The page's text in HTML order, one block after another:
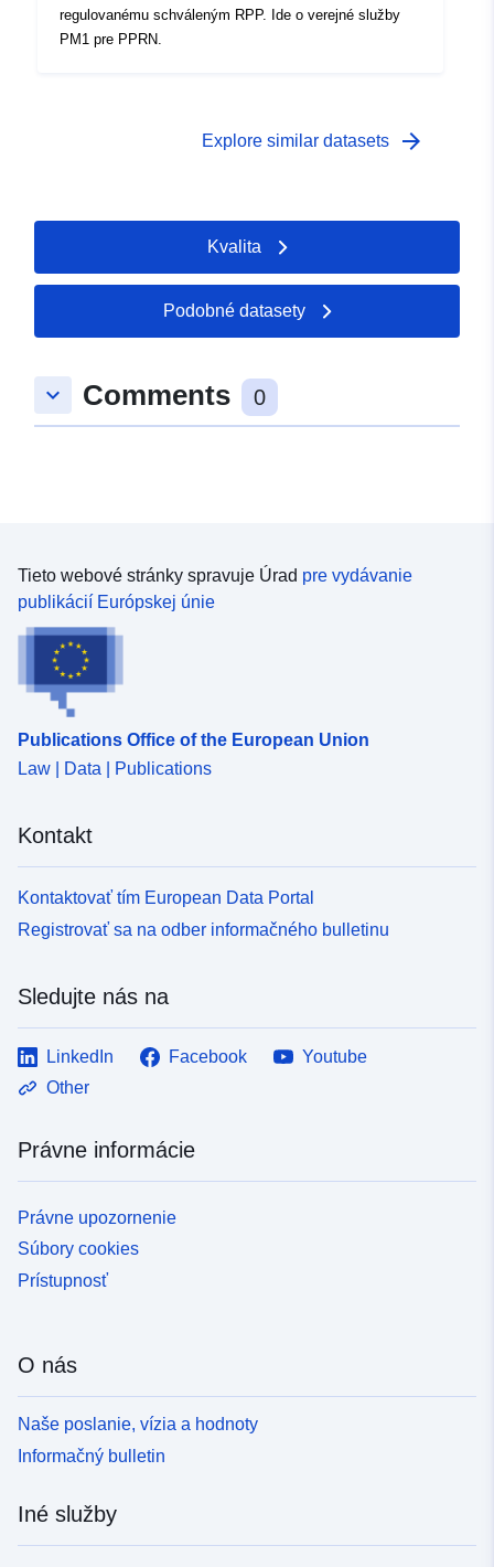
regulovanému schváleným RPP. Ide o verejné služby
PM1 pre PPRN.
Explore similar datasets arrow_forward
Kvalita
Podobné datasety
keyboard_arrow_down Comments 0
Tieto webové stránky spravuje Úrad pre vydávanie
publikácií Európskej únie
Publications Office of the European Union
Law | Data | Publications
Kontakt
Kontaktovať tím European Data Portal
Registrovať sa na odber informačného bulletinu
Sledujte nás na
LinkedIn Facebook
Youtube
Other
Právne informácie
Právne upozornenie
Súbory cookies
Prístupnosť
O nás
Naše poslanie, vízia a hodnoty
Informačný bulletin
Iné služby